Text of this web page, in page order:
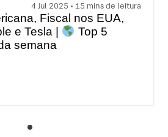
4 Jul 2025 • 15 mins de leitura
Fiscal nos EUA,
e Tesla |
Top 5
semana